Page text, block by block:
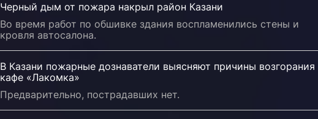
Черный дым от пожара накрыл район Казани
Во время работ по обшивке здания воспламенились стены и
кровля автосалона.
В Казани пожарные дознаватели выясняют причины возгорания
кафе «Лакомка»
Предварительно, пострадавших нет.